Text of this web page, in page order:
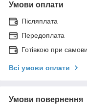
Умови оплати
Післяплата
Передоплата
Готівкою при
Всі умови оплати
Умови повернення